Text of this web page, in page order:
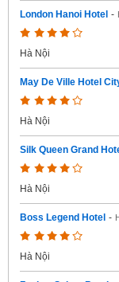
London Hanoi Hotel -
Hà Nội
May De Ville Hotel
Hà Nội
Silk Queen Grand
Hà Nội
Boss Legend Hotel -
Hà Nội